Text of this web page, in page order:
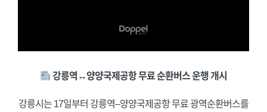
강릉역 ↔양양국제공항 무료 순환버스 운행 개시
강릉시는 17일부터 강릉역–양양국제공항 무료 광역순환버스를